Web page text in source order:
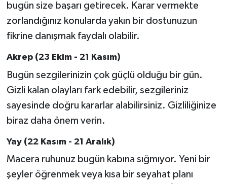
bugün size başarı getirecek. Karar vermekte
zorlandığınız konularda yakın bir dostunuzun
fikrine danışmak faydalı olabilir.
Akrep (23 Ekim - 21 Kasım)
Bugün sezgilerinizin çok güçlü olduğu bir gün.
Gizli kalan olayları fark edebilir, sezgileriniz
sayesinde doğru kararlar alabilirsiniz. Gizliliğinize
biraz daha önem verin.
Yay (22 Kasım - 21 Aralık)
Macera ruhunuz bugün kabına sığmıyor. Yeni bir
şeyler öğrenmek veya kısa bir seyahat planı